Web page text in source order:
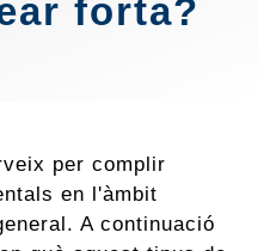
forta?
per complir
en l'àmbit
A continuació